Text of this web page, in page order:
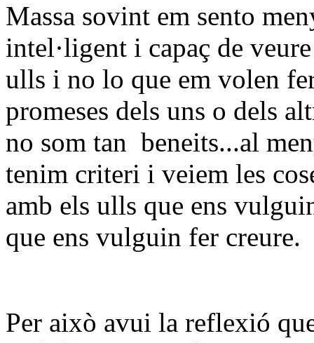
Massa sovint em sento
intel·ligent i capaç de
ulls i no lo que em volen
promeses dels uns o dels
no som tan beneits...al
tenim criteri i veiem les
amb els ulls que ens
que ens vulguin fer creure.
Per això avui la reflexió